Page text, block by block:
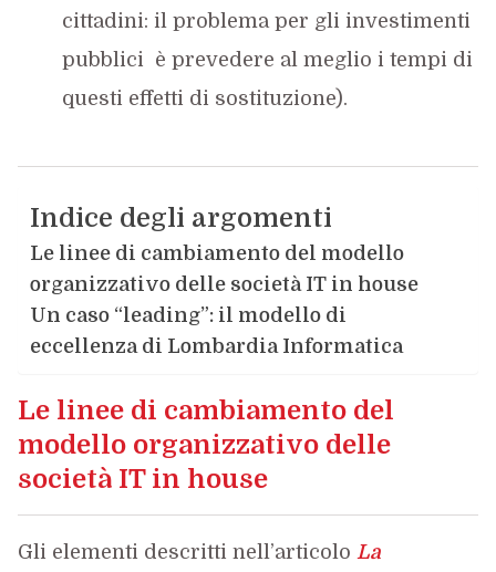
cittadini: il problema per gli investimenti
pubblici è prevedere al meglio i tempi di
questi effetti di sostituzione).
Indice degli argomenti
Le linee di cambiamento del modello
organizzativo delle società IT in house
Un caso “leading”: il modello di
eccellenza di Lombardia Informatica
Le linee di cambiamento del
modello organizzativo delle
società IT in house
Gli elementi descritti nell’articolo La